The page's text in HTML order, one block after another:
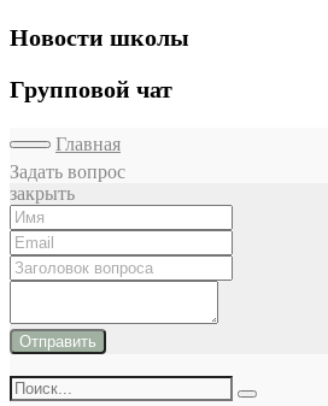
Новости школы
Групповой чат
Главная
Задать вопрос
закрыть
Отправить